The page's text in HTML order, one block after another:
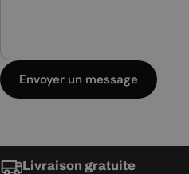
Envoyer un message
Livraison gratuite